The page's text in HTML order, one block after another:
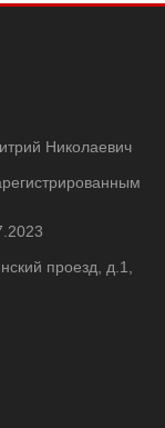
Николаевич
проезд, д.1,